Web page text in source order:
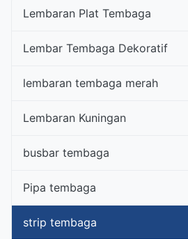
Lembaran Plat Tembaga
Lembar Tembaga Dekoratif
lembaran tembaga merah
Lembaran Kuningan
busbar tembaga
Pipa tembaga
strip tembaga